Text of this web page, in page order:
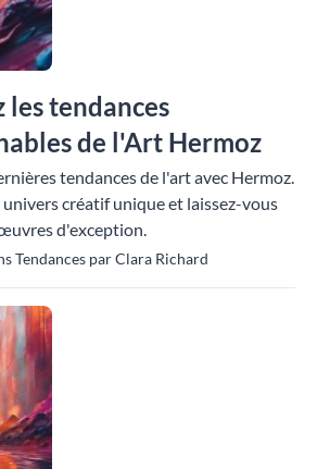
les tendances
de l'Art Hermoz
tendances de l'art avec Hermoz.
univers créatif unique et laissez-vous
d'exception.
Tendances par Clara Richard